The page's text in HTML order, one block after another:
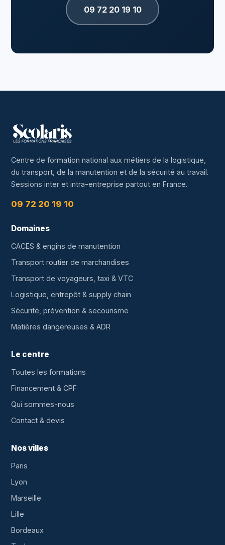
09 72 20 19 10
Centre de formation national aux métiers de la logistique,
du transport, de la manutention et de la sécurité au travail.
Sessions inter et intra-entreprise partout en France.
09 72 20 19 10
Domaines
CACES & engins de manutention
Transport routier de marchandises
Transport de voyageurs, taxi & VTC
Logistique, entrepôt & supply chain
Sécurité, prévention & secourisme
Matières dangereuses & ADR
Le centre
Toutes les formations
Financement & CPF
Qui sommes-nous
Contact & devis
Nos villes
Paris
Lyon
Marseille
Lille
Bordeaux